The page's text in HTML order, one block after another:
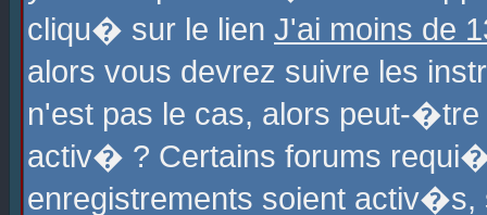
cliqu� sur le lien J'ai moins de
alors vous devrez suivre les
n'est pas le cas, alors peut-
activ� ? Certains forums
enregistrements soient